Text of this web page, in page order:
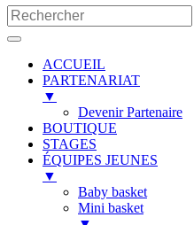
ACCUEIL
PARTENARIAT
▼
Devenir Partenaire
BOUTIQUE
STAGES
ÉQUIPES JEUNES
▼
Baby basket
Mini basket